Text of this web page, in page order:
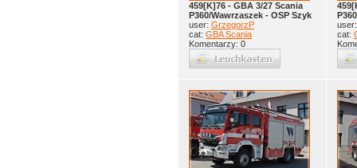
459[K]76 - GBA 3/27 Scania
P360/Wawrzaszek - OSP Szyk
user: GrzegorzP
cat: GBA Scania
Komentarzy: 0
cat: